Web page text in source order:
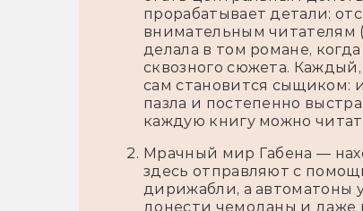
прорабатывает детали:
внимательным читателям
делала в том романе,
сквозного сюжета.
сам становится сыщиком:
пазла и постепенно
каждую книгу можно
Мрачный мир Габена—
здесь отправляют с
дирижабли, а автоматоны
донести чемоданы и даже